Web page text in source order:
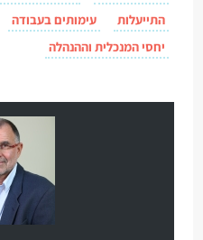
התייעלות
עימותים בעבודה
יחסי המנכלית וההנהלה